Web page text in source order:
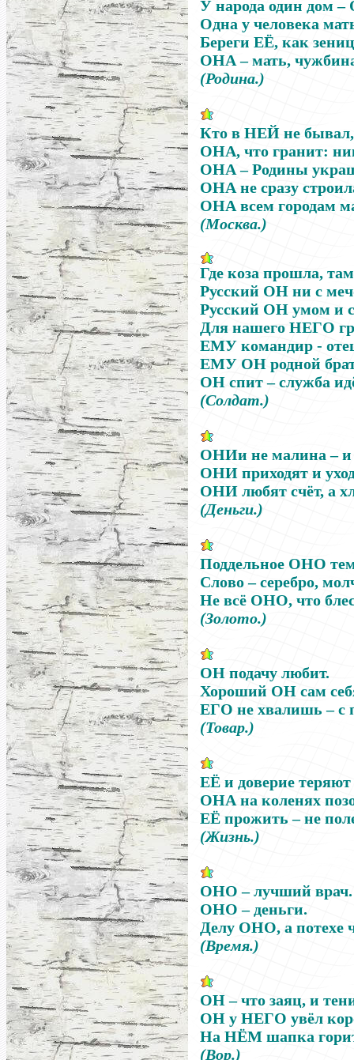
У народа один дом –
Одна у человека
Береги ЕЁ, как
ОНА – мать,
(Родина.)
Кто в НЕЙ не
ОНА, что гранит:
ОНА –Родины
ОНА не сразу
ОНА всем городам
(Москва.)
Где коза прошла,
Русский ОН ни с
Русский ОН умом и
Для нашего НЕГО
ЕМУ командир -
ЕМУ ОН родной
ОН спит–служба
(Солдат.)
ОНИи не малина–и
ОНИ приходят и
ОНИ любят счёт, а
(Деньги.)
Поддельное ОНО
Слово–серебро,
Не всё ОНО, что
(Золото.)
ОН подачу любит.
Хороший ОН сам
ЕГО не хвалишь–с
(Товар.)
ЕЁ и доверие
ОНА на коленях
ЕЁ прожить–не
(Жизнь.)
ОНО –лучший врач.
ОНО –деньги.
Делу ОНО, а потехе
(Время.)
ОН –что заяц, и
ОН у НЕГО увёл
На НЁМ шапка
(Вор.)